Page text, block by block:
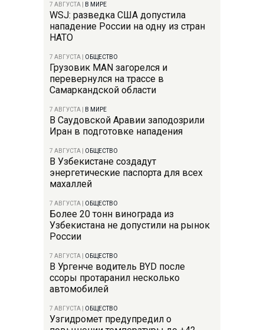
7 АВГУСТА В МИРЕ
WSJ: разведка США допустила
нападение России на одну из стран
НАТО
7 АВГУСТА ОБЩЕСТВО
Грузовик MAN загорелся и
перевернулся на трассе в
Самаркандской области
7 АВГУСТА В МИРЕ
В Саудовской Аравии заподозрили
Иран в подготовке нападения
7 АВГУСТА ОБЩЕСТВО
В Узбекистане создадут
энергетические паспорта для всех
махаллей
7 АВГУСТА ОБЩЕСТВО
Более 20 тонн винограда из
Узбекистана не допустили на рынок
России
7 АВГУСТА ОБЩЕСТВО
В Ургенче водитель BYD после
ссоры протаранил несколько
автомобилей
7 АВГУСТА ОБЩЕСТВО
Узгидромет предупредил о